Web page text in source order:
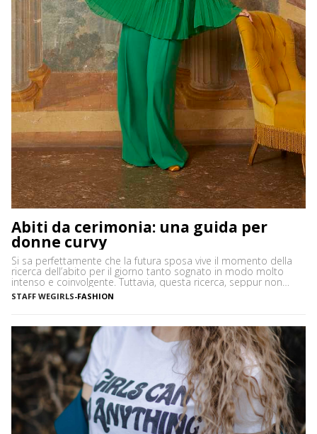
Abiti da cerimonia: una guida per
donne curvy
Si sa perfettamente che la futura sposa vive il momento della
ricerca dell’abito per il giorno tanto sognato in modo molto
intenso e coinvolgente. Tuttavia, questa ricerca, seppur non
altrettanto trepidante, coinvolge tutte le invitate: dalla mamma,
ai parenti, alle amiche, tutte quante si trovano davanti all’eterno
STAFF WEGIRLS-FASHION